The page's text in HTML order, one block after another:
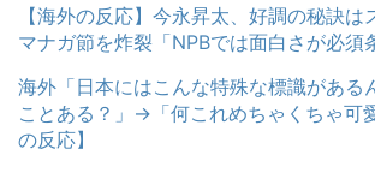
【海外の反応】今永昇太、好調の秘訣は
マナガ節を炸裂「NPBでは面白さが必須
海外「日本にはこんな特殊な標識がある
ことある？」→「何これめちゃくちゃ可
の反応】